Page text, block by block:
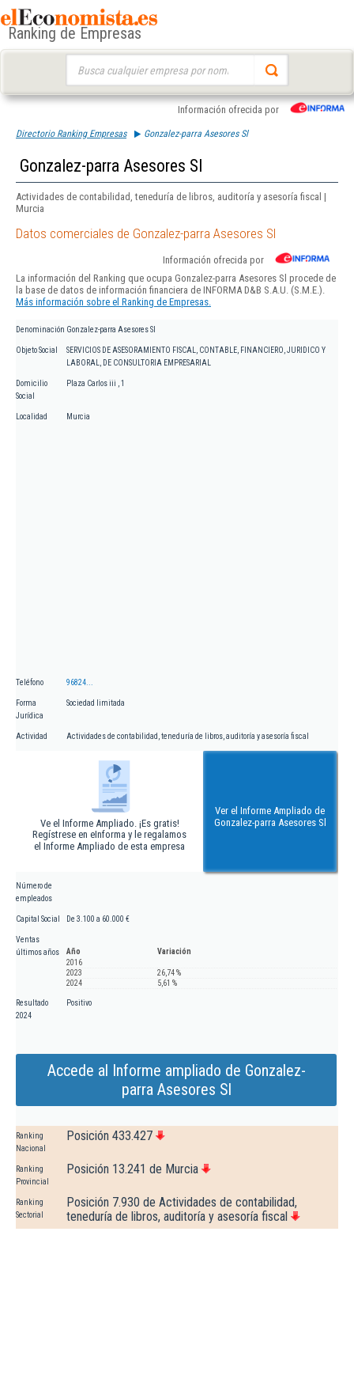
Ranking de Empresas
Información ofrecida por
Directorio Ranking Empresas Gonzalez-parra Asesores Sl
Gonzalez-parra Asesores Sl
Actividades de contabilidad, teneduría de libros, auditoría y asesoría fiscal |
Murcia
Datos comerciales de Gonzalez-parra Asesores Sl
Información ofrecida por
La información del Ranking que ocupa Gonzalez-parra Asesores Sl procede de
la base de datos de información financiera de INFORMA D&B S.A.U. (S.M.E.).
Más información sobre el Ranking de Empresas.
Denominación Gonzalez-parra Asesores Sl
Objeto Social
SERVICIOS DE ASESORAMIENTO FISCAL, CONTABLE, FINANCIERO, JURIDICO Y
LABORAL, DE CONSULTORIA EMPRESARIAL
Domicilio
Social
Plaza Carlos iii , 1
Localidad Murcia
Teléfono 96824...
Forma
Jurídica
Sociedad limitada
Actividad Actividades de contabilidad, teneduría de libros, auditoría y asesoría fiscal
Ve el Informe Ampliado. ¡Es gratis!
Regístrese en eInforma y le regalamos
el Informe Ampliado de esta empresa
Ver el Informe Ampliado de
Gonzalez-parra Asesores Sl
Número de
empleados
Capital Social De 3.100 a 60.000 €
Ventas
últimos años
Año
Variación
2016
2023
26,74 %
2024
5,61 %
Resultado
2024
Positivo
Accede al Informe ampliado de Gonzalez-
parra Asesores Sl
Ranking
Nacional
Posición 433.427
Ranking
Provincial
Posición 13.241 de Murcia
Ranking
Sectorial
Posición 7.930 de Actividades de contabilidad,
teneduría de libros, auditoría y asesoría fiscal